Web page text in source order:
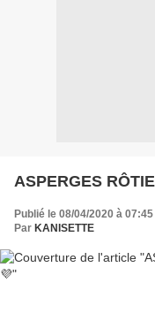
Publié le 08/04/2020 à 07:45
Par KANISETTE